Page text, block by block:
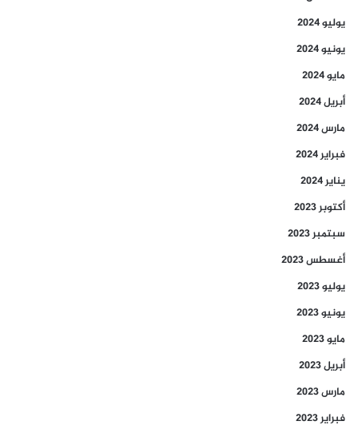
يوليو 2024
يونيو 2024
مايو 2024
أبريل 2024
مارس 2024
فبراير 2024
يناير 2024
أكتوبر 2023
سبتمبر 2023
أغسطس 2023
يوليو 2023
يونيو 2023
مايو 2023
أبريل 2023
مارس 2023
فبراير 2023